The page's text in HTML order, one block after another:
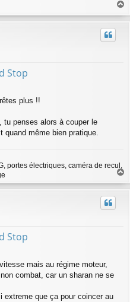
u
Stop
plus !!
tu penses alors à couper le
même bien pratique.
portes électriques, caméra de recul,
a
u
Stop
mais au régime moteur,
combat, car un sharan ne se
extreme que ça pour coincer au